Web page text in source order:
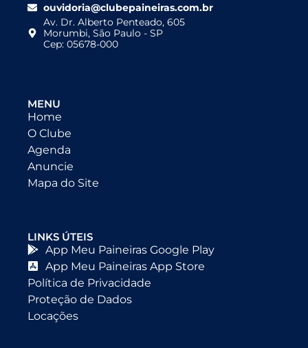
ouvidoria@clubepaineiras.com.br
Av. Dr. Alberto Penteado, 605
Morumbi, São Paulo - SP
Cep: 05678-000
MENU
Home
O Clube
Agenda
Anuncie
Mapa do Site
LINKS ÚTEIS
App Meu Paineiras Google Play
App Meu Paineiras App Store
Política de Privacidade
Proteção de Dados
Locações